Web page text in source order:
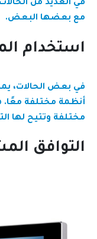
في العديد من
مع بعضها البعض.
استخدام
في بعض الحالات،
أنظمة مختلفة معًا.
مختلفة وتتيح لها
التوافق